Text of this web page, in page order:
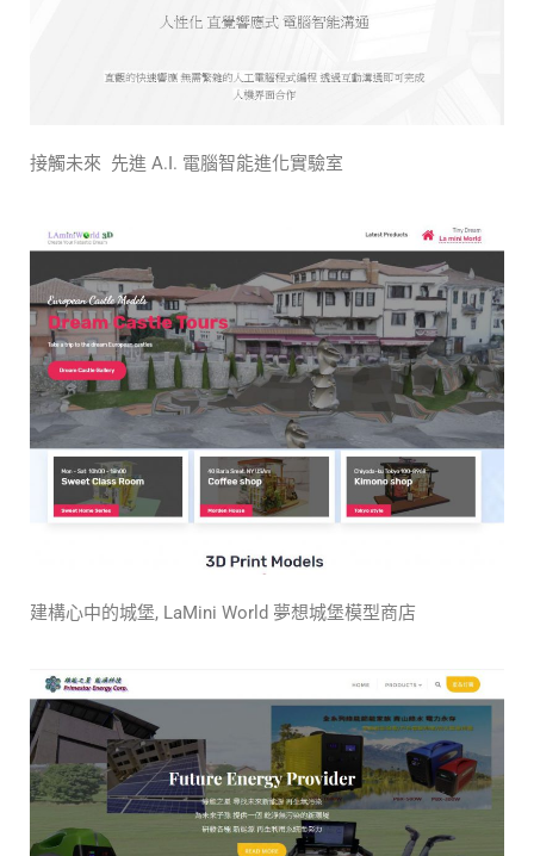
接觸未來 先進 A.I. 電腦智能進化實驗室
建構心中的城堡, LaMini World 夢想城堡模型商店